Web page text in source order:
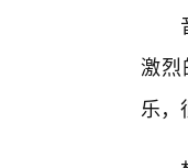
激
乐，